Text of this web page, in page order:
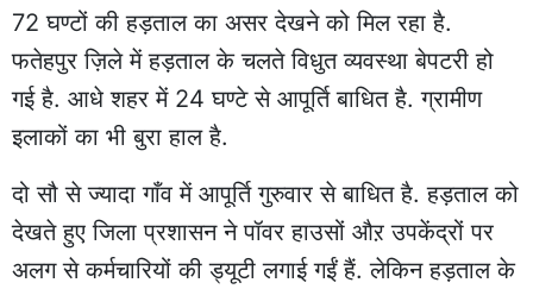
72 घण्टों की हड़ताल का असर देखने को मिल रहा है.
फतेहपुर ज़िले में हड़ताल के चलते विधुत व्यवस्था बेपटरी हो
गई है. आधे शहर में 24 घण्टे से आपूर्ति बाधित है. ग्रामीण
इलाकों का भी बुरा हाल है.
दो सौ से ज्यादा गाँव में आपूर्ति गुरुवार से बाधित है. हड़ताल को
देखते हुए जिला प्रशासन ने पॉवर हाउसों औऱ उपकेंद्रों पर
अलग से कर्मचारियों की ड्यूटी लगाई गईं हैं. लेकिन हड़ताल के